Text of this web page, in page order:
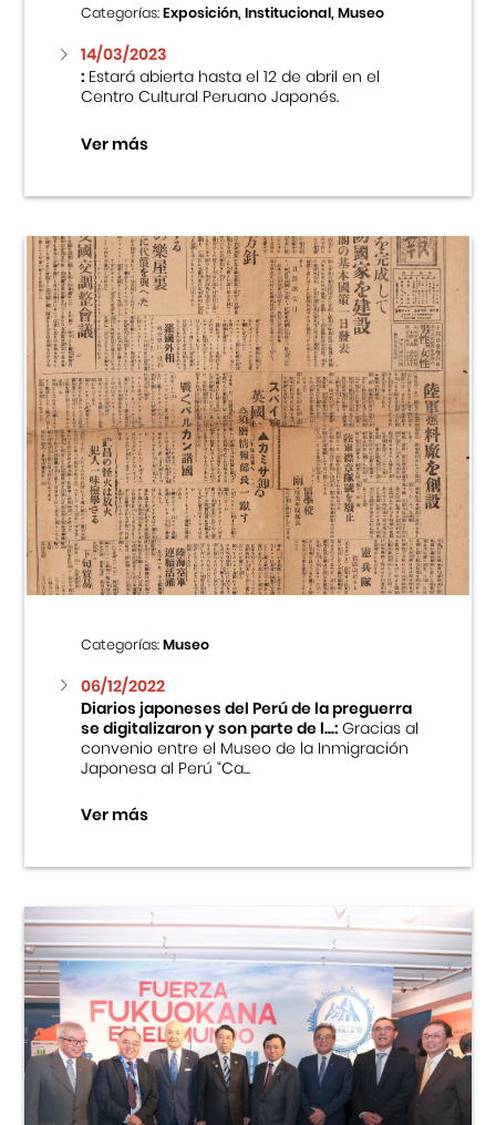
Categorías:Exposición, Institucional, Museo
14/03/2023
:Estará abierta hasta el 12 de abril en el
Centro Cultural Peruano Japonés.
Ver más
Categorías:Museo
06/12/2022
Diarios japoneses del Perú de la preguerra
se digitalizaron y son parte de l...:Gracias al
convenio entre el Museo de la Inmigración
Japonesa al Perú “Ca...
Ver más